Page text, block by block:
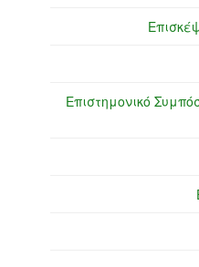
Επιστημονικό